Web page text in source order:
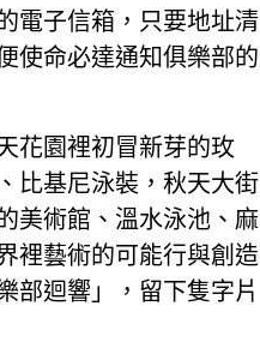
電子信箱，只要地址清
使命必達通知俱樂部的
花園裡初冒新芽的玫
比基尼泳裝，秋天大街
美術館、溫水泳池、麻
裡藝術的可能行與創造
部迴響」，留下隻字片